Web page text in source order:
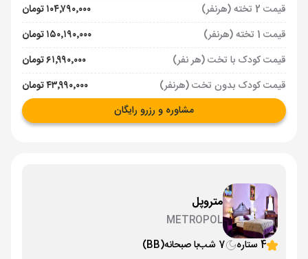
قیمت 2 تخته (هرنفر)
۱۰۴٬۷۹۰٬۰۰۰ تومان
قیمت 1 تخته (هرنفر)
۱۵۰٬۱۹۰٬۰۰۰ تومان
قیمت کودک با تخت (هر نفر)
۶۱٬۹۹۰٬۰۰۰ تومان
قیمت کودک بدون تخت (هرنفر)
۴۳٬۹۹۰٬۰۰۰ تومان
مشاوره و رزرو رایگان
متروپل
METROPOL
4 ستاره
7 شب با صبحانه(BB)